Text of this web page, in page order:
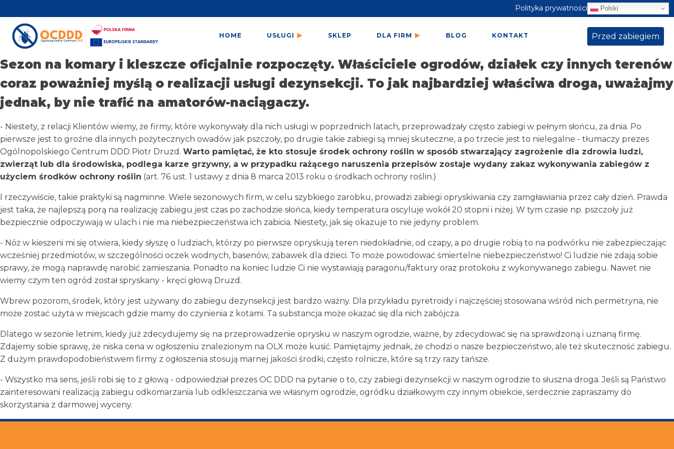
Polityka prywatności Polski
HOME USŁUGI SKLEP DLA FIRM BLOG KONTAKT Przed zabiegiem
Sezon na komary i kleszcze oficjalnie rozpoczęty. Właściciele ogrodów, działek czy innych terenów
coraz poważniej myślą o realizacji usługi dezynsekcji. To jak najbardziej właściwa droga, uważajmy
jednak, by nie trafić na amatorów-naciągaczy.
- Niestety, z relacji Klientów wiemy, że firmy, które wykonywały dla nich usługi w poprzednich latach, przeprowadzały często zabiegi w pełnym słońcu, za dnia. Po
pierwsze jest to groźne dla innych pożytecznych owadów jak pszczoły, po drugie takie zabiegi są mniej skuteczne, a po trzecie jest to nielegalne - tłumaczy prezes
Ogólnopolskiego Centrum DDD Piotr Druzd. Warto pamiętać, że kto stosuje środek ochrony roślin w sposób stwarzający zagrożenie dla zdrowia ludzi,
zwierząt lub dla środowiska, podlega karze grzywny, a w przypadku rażącego naruszenia przepisów zostaje wydany zakaz wykonywania zabiegów z
użyciem środków ochrony roślin (art. 76 ust. 1 ustawy z dnia 8 marca 2013 roku o środkach ochrony roślin.)
I rzeczywiście, takie praktyki są nagminne. Wiele sezonowych firm, w celu szybkiego zarobku, prowadzi zabiegi opryskiwania czy zamgławiania przez cały dzień. Prawda
jest taka, że najlepszą porą na realizację zabiegu jest czas po zachodzie słońca, kiedy temperatura oscyluje wokół 20 stopni i niżej. W tym czasie np. pszczoły już
bezpiecznie odpoczywają w ulach i nie ma niebezpieczeństwa ich zabicia. Niestety, jak się okazuje to nie jedyny problem.
- Nóż w kieszeni mi się otwiera, kiedy słyszę o ludziach, którzy po pierwsze opryskują teren niedokładnie, od czapy, a po drugie robią to na podwórku nie zabezpieczając
wcześniej przedmiotów, w szczególności oczek wodnych, basenów, zabawek dla dzieci. To może powodować śmiertelne niebezpieczeństwo! Ci ludzie nie zdają sobie
sprawy, że mogą naprawdę narobić zamieszania. Ponadto na koniec ludzie Ci nie wystawiają paragonu/faktury oraz protokołu z wykonywanego zabiegu. Nawet nie
wiemy czym ten ogród został spryskany - kręci głową Druzd.
Wbrew pozorom, środek, który jest używany do zabiegu dezynsekcji jest bardzo ważny. Dla przykładu pyretroidy i najczęściej stosowana wśród nich permetryna, nie
może zostać użyta w miejscach gdzie mamy do czynienia z kotami. Ta substancja może okazać się dla nich zabójcza.
Dlatego w sezonie letnim, kiedy już zdecydujemy się na przeprowadzenie oprysku w naszym ogrodzie, ważne, by zdecydować się na sprawdzoną i uznaną firmę.
Zdajemy sobie sprawę, że niska cena w ogłoszeniu znalezionym na OLX może kusić. Pamiętajmy jednak, że chodzi o nasze bezpieczeństwo, ale też skuteczność zabiegu.
Z dużym prawdopodobieństwem firmy z ogłoszenia stosują marnej jakości środki, często rolnicze, które są trzy razy tańsze.
- Wszystko ma sens, jeśli robi się to z głową - odpowiedział prezes OC DDD na pytanie o to, czy zabiegi dezynsekcji w naszym ogrodzie to słuszna droga. Jeśli są Państwo
zainteresowani realizacją zabiegu odkomarzania lub odkleszczania we własnym ogrodzie, ogródku działkowym czy innym obiekcie, serdecznie zapraszamy do
skorzystania z darmowej wyceny.